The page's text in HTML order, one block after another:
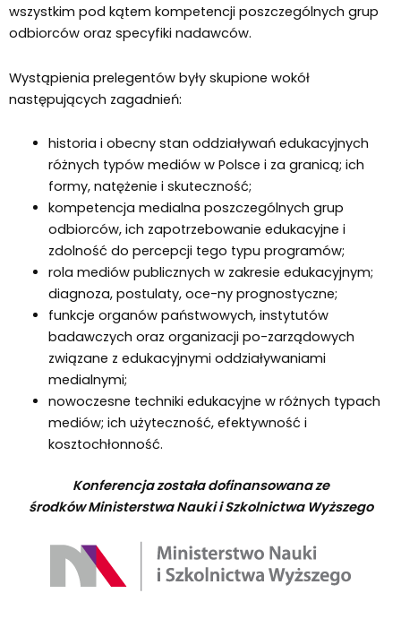
wszystkim pod kątem kompetencji poszczególnych grup
odbiorców oraz specyfiki nadawców.
Wystąpienia prelegentów były skupione wokół
następujących zagadnień:
historia i obecny stan oddziaływań edukacyjnych
różnych typów mediów w Polsce i za granicą; ich
formy, natężenie i skuteczność;
kompetencja medialna poszczególnych grup
odbiorców, ich zapotrzebowanie edukacyjne i
zdolność do percepcji tego typu programów;
rola mediów publicznych w zakresie edukacyjnym;
diagnoza, postulaty, oce-ny prognostyczne;
funkcje organów państwowych, instytutów
badawczych oraz organizacji po-zarządowych
związane z edukacyjnymi oddziaływaniami
medialnymi;
nowoczesne techniki edukacyjne w różnych typach
mediów; ich użyteczność, efektywność i
kosztochłonność.
Konferencja została dofinansowana ze
środków Ministerstwa Nauki i Szkolnictwa Wyższego